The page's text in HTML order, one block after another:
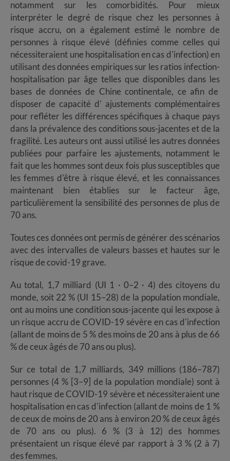
notamment sur les comorbidités. Pour mieux
interpréter le degré de risque chez les personnes à
risque accru, on a également estimé le nombre de
personnes à risque élevé (définies comme celles qui
nécessiteraient une hospitalisation en cas d'infection) en
utilisant des données empiriques sur les ratios infection-
hospitalisation par âge telles que disponibles dans les
bases de données de Chine continentale, ce afin de
disposer de capacité d’ ajustements complémentaires
pour refléter les différences spécifiques à chaque pays
dans la prévalence des conditions sous-jacentes et de la
fragilité. Les auteurs ont aussi utilisé les autres données
publiées pour parfaire les ajustements, notamment le
fait que les hommes sont deux fois plus susceptibles que
les femmes d'être à risque élevé, et les connaissances
maintenant bien établies sur le facteur âge,
particulièrement la sensibilité des personnes de plus de
70 ans.
Toutes ces données ont permis de générer des scénarios
avec des intervalles de valeurs basses et hautes sur le
risque de covid-19 grave.
Au total, 1,7 milliard (UI 1 · 0–2 · 4) des citoyens du
monde, soit 22 % (UI 15–28) de la population mondiale,
ont au moins une condition sous-jacente qui les expose à
un risque accru de COVID-19 sévère en cas d'infection
(allant de moins de 5 % des moins de 20 ans à plus de 66
% de ceux âgés de 70 ans ou plus).
Sur ce total de 1,7 milliards, 349 millions (186–787)
personnes (4 % [3–9] de la population mondiale) sont à
haut risque de COVID-19 sévère et nécessiteraient une
hospitalisation en cas d'infection (allant de moins de 1 %
de ceux de moins de 20 ans à environ 20 % de ceux âgés
de 70 ans ou plus). 6 % (3 à 12) des hommes
présentaient un risque élevé par rapport à 3 % (2 à 7)
des femmes.